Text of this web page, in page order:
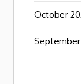
October